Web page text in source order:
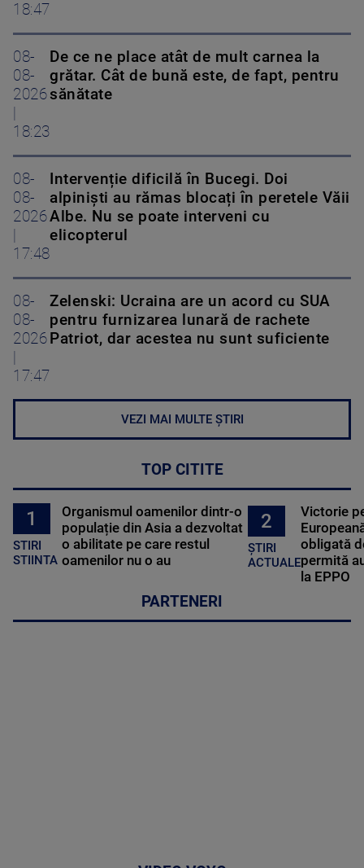
18:47
08-
08-
2026
18:23
De ce ne place atât de mult carnea la
grătar. Cât de bună este, de fapt, pentru
sănătate
08-
08-
2026
17:48
Intervenție dificilă în Bucegi. Doi
alpiniști au rămas blocați în peretele Văii
Albe. Nu se poate interveni cu
elicopterul
08-
08-
2026
17:47
Zelenski: Ucraina are un acord cu SUA
pentru furnizarea lunară de rachete
Patriot, dar acestea nu sunt suficiente
VEZI MAI MULTE ȘTIRI
TOP CITITE
1
STIRI
STIINTA
Organismul oamenilor dintr-o
populație din Asia a dezvoltat
o abilitate pe care restul
oamenilor nu o au
2
ȘTIRI
ACTUALE
Victorie
obligată
permită
la EPPO
PARTENERI